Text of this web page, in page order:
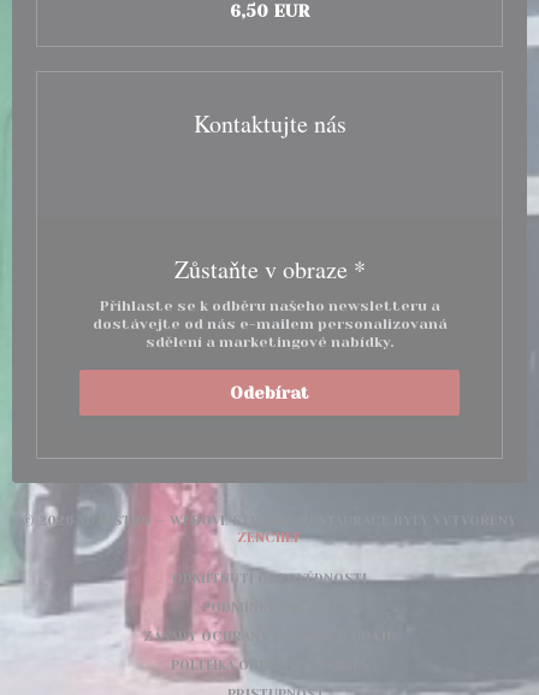
6,50 EUR
Kontaktujte nás
Zůstaňte v obraze *
Přihlaste se k odběru našeho newsletteru a
dostávejte od nás e-mailem personalizovaná
sdělení a marketingové nabídky.
Odebírat
© 2026 AU BISTRO — WEBOVÉ STRÁNKY RESTAURACE BYLY VYTVOŘENY
ZENCHEF((OTEVŘE SE V NOVÉM OKNĚ))
ODMÍTNUTÍ ODPOVĚDNOSTI((OTEVŘE SE V NOVÉM
PODMÍNKY POUŽITÍ
ZÁSADY OCHRANY OSOBNÍCH ÚDAJŮ
POLITIKA OHLEDNĚ COOKIES